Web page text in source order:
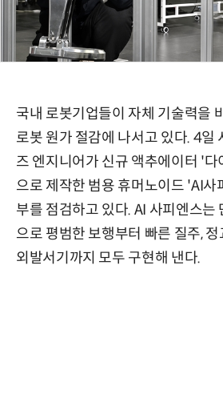
국내 로봇기업들이 자체 기술력을
로봇 원가 절감에 나서고 있다. 4일
즈 엔지니어가 신규 액추에이터 '
으로 제작한 범용 휴머노이드 'AI사
부를 점검하고 있다. AI 사피엔스는
으로 평범한 보행부터 빠른 질주, 정
외발서기까지 모두 구현해 낸다.